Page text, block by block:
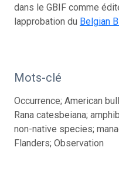
dans le GBIF comme
lapprobation du Belgian
Mots-clé
Occurrence; American
Rana catesbeiana;
non-native species;
Flanders; Observation